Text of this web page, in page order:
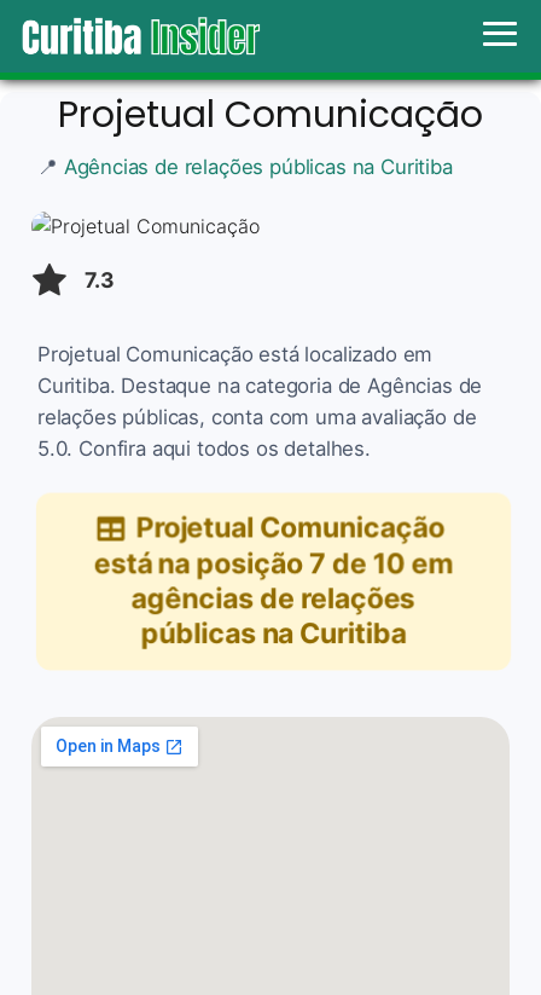
Projetual Comunicação
📍 Agências de relações públicas na Curitiba
7.3
Projetual Comunicação está localizado em
Curitiba. Destaque na categoria de Agências de
relações públicas, conta com uma avaliação de
5.0. Confira aqui todos os detalhes.
Projetual Comunicação
está na posição7 de 10 em
agências de relações
públicas na Curitiba